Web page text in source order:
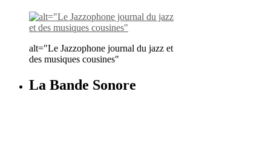
alt="Le Jazzophone journal du jazz et
des musiques cousines"
La Bande Sonore